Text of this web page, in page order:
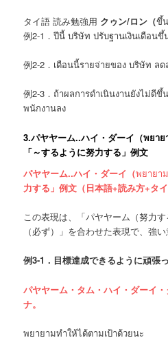
タイ語 読み勉強用 クゥン/ロン（ขึ้
例2-1．ปีนี้ บริษัท ปรับฐานเงินเดือน
例2-2．เดือนนี้รายจ่ายของ บริษัท ล
例2-3．ถ้าผลการดำเนินงานยังไม่ดี
พนักงานลง
3.パヤヤーム..ハイ・ダーイ（พยาย
「～するように努力する」例文
パヤヤーム..ハイ・ダーイ（พยายา
力する」例文（日本語+読み方+タイ
この表現は、「パヤヤーム（努力
（必ず）」を合わせた表現で、強
例3-1． 目標達成できるように頑張
パヤヤーム・タム・ハイ・ダーイ
ナ。
พยายามทำให้ได้ตามเป้าด้วยนะ